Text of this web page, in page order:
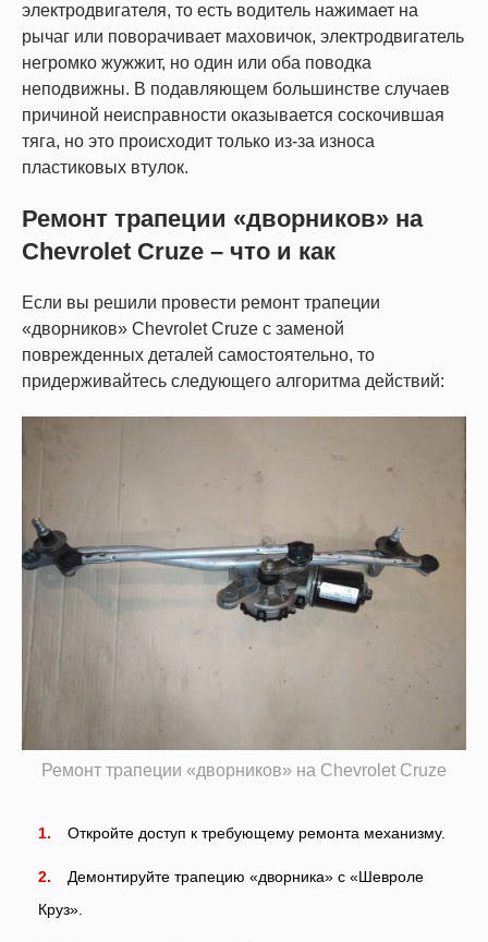
электродвигателя, то есть водитель нажимает на
рычаг или поворачивает маховичок, электродвигатель
негромко жужжит, но один или оба поводка
неподвижны. В подавляющем большинстве случаев
причиной неисправности оказывается соскочившая
тяга, но это происходит только из-за износа
пластиковых втулок.
Ремонт трапеции «дворников» на
Chevrolet Cruze – что и как
Если вы решили провести ремонт трапеции
«дворников» Chevrolet Cruze с заменой
поврежденных деталей самостоятельно, то
придерживайтесь следующего алгоритма действий:
Ремонт трапеции «дворников» на Chevrolet Cruze
Откройте доступ к требующему ремонта механизму.
Демонтируйте трапецию «дворника» с «Шевроле
Круз».